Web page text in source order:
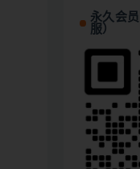
永久会
服）